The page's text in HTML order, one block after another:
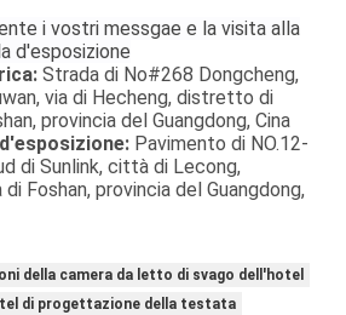
i vostri messgae e la visita alla
d'esposizione
Strada di No#268 Dongcheng,
via di Hecheng, distretto di
provincia del Guangdong, Cina
Pavimento di NO.12-
di Sunlink, città di Lecong,
Foshan, provincia del Guangdong,
della camera da letto di svago dell'hotel
di progettazione della testata